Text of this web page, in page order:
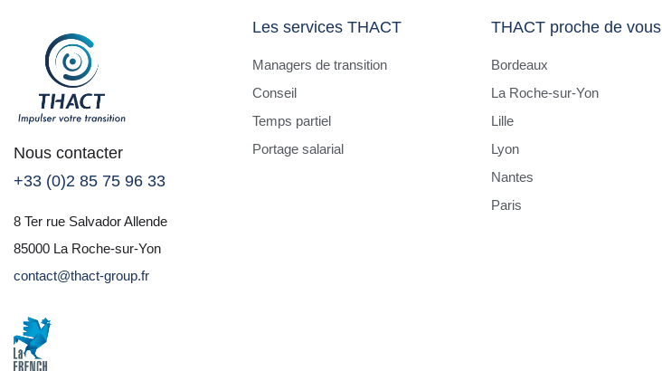
Nous contacter
+33 (0)2 85 75 96 33
8 Ter rue Salvador Allende
85000 La Roche-sur-Yon
contact@thact-group.fr
Les services THACT
Managers de transition
Conseil
Temps partiel
Portage salarial
THACT proche de vous
Bordeaux
La Roche-sur-Yon
Lille
Lyon
Nantes
Paris